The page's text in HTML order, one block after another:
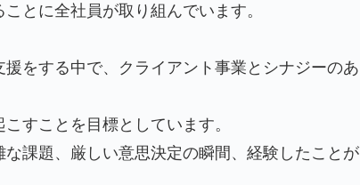
とに全社員が取り組んでいます。
をする中で、クライアント事業とシナジーのあ
すことを目標としています。
課題、厳しい意思決定の瞬間、経験したことが